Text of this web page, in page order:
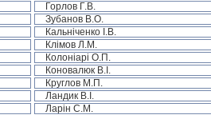
Горлов Г.В.
Зубанов В.О.
Кальніченко І.В.
Клімов Л.М.
Колоніарі О.П.
Коновалюк В.І.
Круглов М.П.
Ландик В.І.
Ларін С.М.